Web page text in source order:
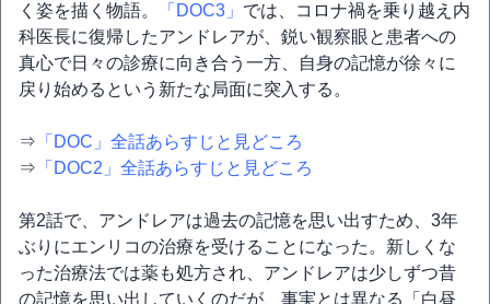
く姿を描く物語。
「DOC3」 では、コロナ禍を乗り越え内
科医長に復帰したアンドレアが、鋭い観察眼と患者への
真心で日々の診療に向き合う一方、自身の記憶が徐々に
戻り始めるという新たな局面に突入する。
⇒ 「DOC」全話あらすじと見どころ
⇒ 「DOC2」全話あらすじと見どころ
第2話で、アンドレアは過去の記憶を思い出すため、3年
ぶりにエンリコの治療を受けることになった。新しくな
った治療法では薬も処方され、アンドレアは少しずつ昔
の記憶を思い出していくのだが、事実とは異なる「白昼